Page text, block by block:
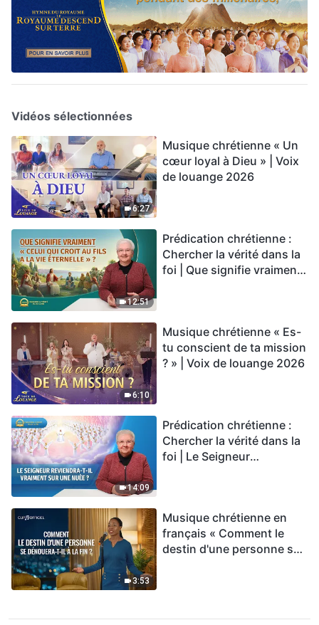
Vidéos sélectionnées
6:27
Musique chrétienne « Un
cœur loyal à Dieu » | Voix
de louange 2026
12:51
Prédication chrétienne :
Chercher la vérité dans la
foi | Que signifie vraiment
6:10
Musique chrétienne « Es-
tu conscient de ta mission
? » | Voix de louange 2026
14:09
Prédication chrétienne :
Chercher la vérité dans la
foi | Le Seigneur
3:53
Musique chrétienne en
français « Comment le
destin d'une personne se